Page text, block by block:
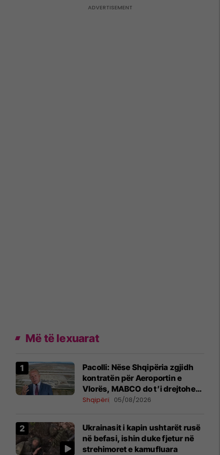
Më të lexuarat
Pacolli: Nëse Shqipëria zgjidh
kontratën për Aeroportin e
Vlorës, MABCO do t’i drejtohet
arbitrazhit ndërkombëtar
Shqipëri 05/08/2026
Ukrainasit i kapin ushtarët rusë
në befasi, ishin duke fjetur në
strehimoret e kamufluara